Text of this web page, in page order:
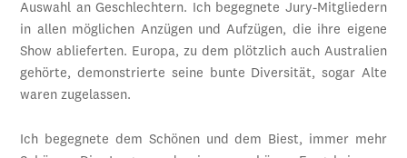
Auswahl an Geschlechtern. Ich begegnete Jury-Mitgliedern
in allen möglichen Anzügen und Aufzügen, die ihre eigene
Show ablieferten. Europa, zu dem plötzlich auch Australien
gehörte, demonstrierte seine bunte Diversität, sogar Alte
waren zugelassen.
Ich begegnete dem Schönen und dem Biest, immer mehr